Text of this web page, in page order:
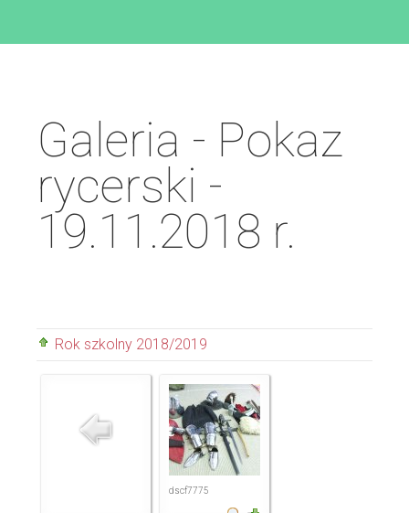
Galeria - Pokaz
rycerski -
19.11.2018 r.
Rok szkolny 2018/2019
dscf7775